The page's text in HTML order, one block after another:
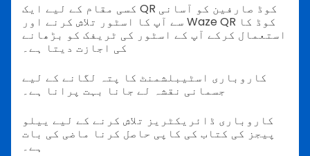
کسی مقام کے لیے ایک QR کوڈ صارفین کو آسانی
سے آپ کا اسٹور تلاش کرنے اور Waze QR کوڈ کا
استعمال کرکے آپ کے اسٹور کی ٹریفک کو بڑھانے
کی اجازت دیتا ہے۔
کاروباری اسٹیبلشمنٹ کا پتہ لگانے کے لیے
جسمانی نقشہ لے جانا بہت پرانا ہے۔
کاروباری ڈائریکٹریز تلاش کرنے کے لیے ییلو
پیجز کی کتاب کی کاپی حاصل کرنا ماضی کی بات
ہے۔